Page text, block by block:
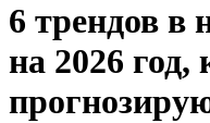
6 трендов в
на 2026 год,